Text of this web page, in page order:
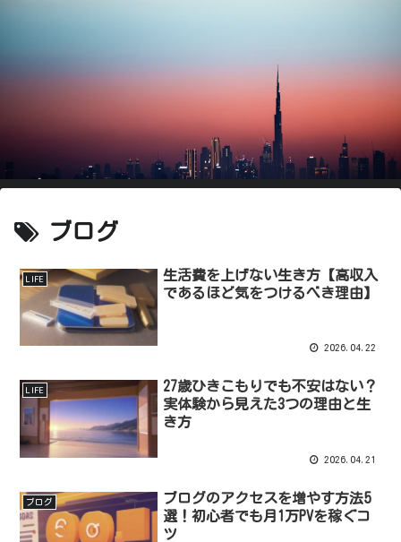
ブログ
LIFE
生活費を上げない生き方【高収入
であるほど気をつけるべき理由】
2026.04.22
LIFE
27歳ひきこもりでも不安はない？
実体験から見えた3つの理由と生
き方
2026.04.21
ブログ
ブログのアクセスを増やす方法5
選！初心者でも月1万PVを稼ぐコ
ツ